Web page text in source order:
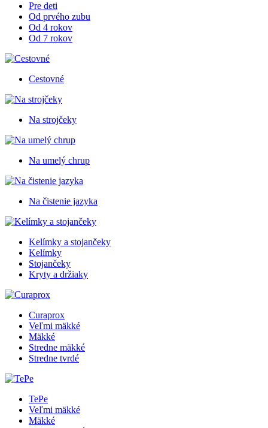
Pre deti
Od prvého zubu
Od 4 rokov
Od 7 rokov
Cestovné
Na strojčeky
Na umelý chrup
Na čistenie jazyka
Kelímky a stojančeky
Kelímky
Stojančeky
Kryty a držiaky
Curaprox
Veľmi mäkké
Mäkké
Stredne mäkké
Stredne tvrdé
TePe
Veľmi mäkké
Mäkké